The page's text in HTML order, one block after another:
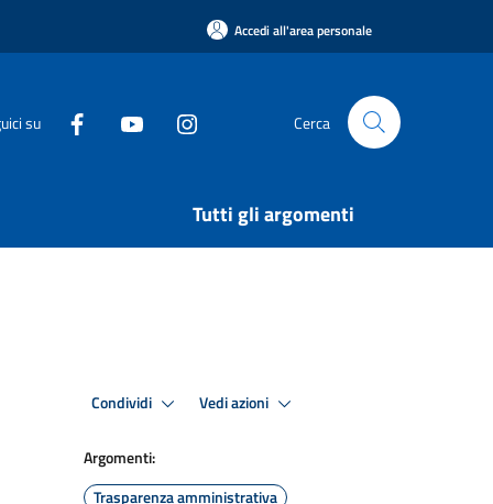
Accedi all'area personale
su Cerca
Tutti gli argomenti
Condividi Vedi azioni
Argomenti:
Trasparenza amministrativa